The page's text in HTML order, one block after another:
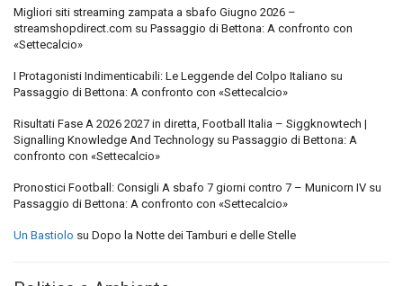
Migliori siti streaming zampata a sbafo Giugno 2026 –
streamshopdirect.com su Passaggio di Bettona: A confronto con
«Settecalcio»
I Protagonisti Indimenticabili: Le Leggende del Colpo Italiano su
Passaggio di Bettona: A confronto con «Settecalcio»
Risultati Fase A 2026 2027 in diretta, Football Italia – Siggknowtech |
Signalling Knowledge And Technology su Passaggio di Bettona: A
confronto con «Settecalcio»
Pronostici Football: Consigli A sbafo 7 giorni contro 7 – Municorn IV su
Passaggio di Bettona: A confronto con «Settecalcio»
Un Bastiolo su Dopo la Notte dei Tamburi e delle Stelle